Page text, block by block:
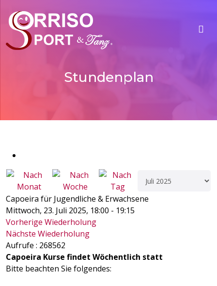
Stundenplan
Capoeira für Jugendliche & Erwachsene
Mittwoch, 23. Juli 2025, 18:00 - 19:15
Vorherige Wiederholung
Nächste Wiederholung
Aufrufe : 268562
Capoeira Kurse findet Wöchentlich statt
Bitte beachten Sie folgendes: